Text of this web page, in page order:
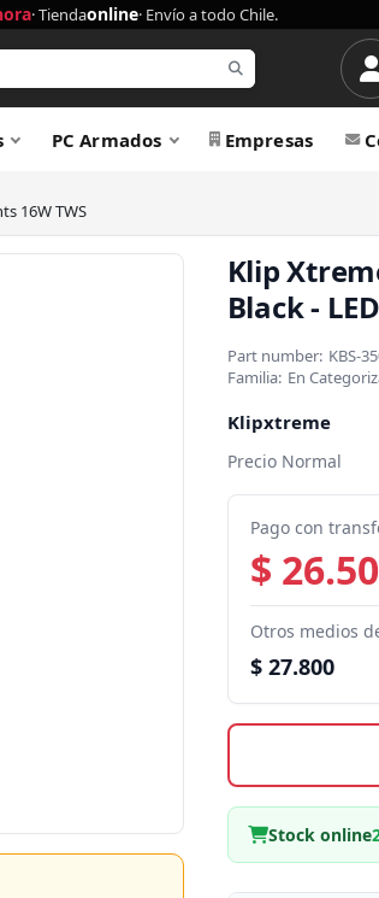
· Tiendaonline· Envío a todo Chile.
PC Armados Empresas
16W TWS
Klip
Black -
Part number: KBS-
Familia: En
Klipxtreme
Precio Normal
Pago con
$
Otros medios
$ 27.800
Stock online